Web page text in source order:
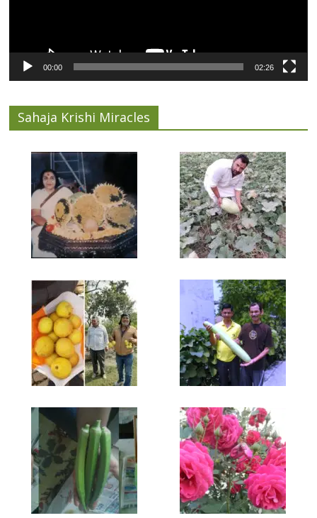
00:00 02:26
Sahaja Krishi Miracles